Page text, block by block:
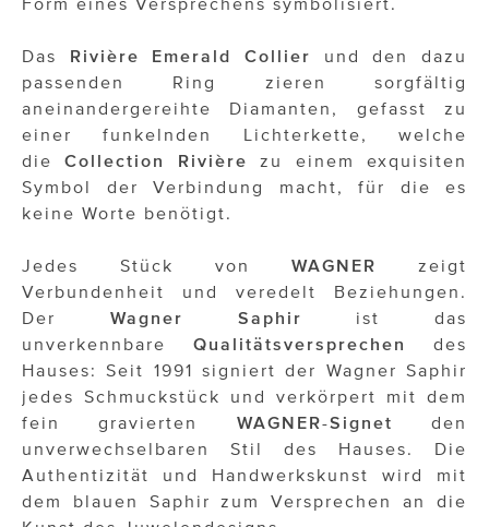
Das Rivière Emerald Collier
und den dazu
passenden Ring zieren sorgfältig
aneinandergereihte Diamanten, gefasst zu
einer funkelnden Lichterkette, welche
dieCollection Rivière
zu einem exquisiten
Symbol der Verbindung macht, für die es
keine Worte benötigt.
Jedes Stück von WAGNER zeigt
Verbundenheit und veredelt Beziehungen.
Der Wagner Saphir ist das
unverkennbare Qualitätsversprechen
des
Hauses: Seit 1991 signiert der Wagner Saphir
jedes Schmuckstück und verkörpert mit dem
fein gravierten WAGNER-Signet den
unverwechselbaren Stil des Hauses. Die
Authentizität und Handwerkskunst wird mit
dem blauen Saphir zum Versprechen an die